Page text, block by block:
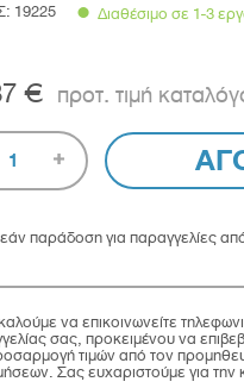
19225 Διαθέσιμο σε 1-3
€
1
παράδοση για παραγγελίες
να επικοινωνείτε
σας, προκειμένου να
τιμών από τον
Σας ευχαριστούμε για την